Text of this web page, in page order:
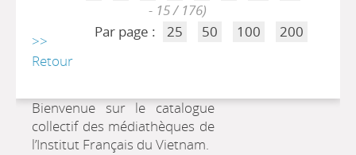
- 15 / 176)
Par page :
25 50 100 200
>>
Retour
Bienvenue sur le catalogue
collectif des médiathèques de
l’Institut Français du Vietnam.